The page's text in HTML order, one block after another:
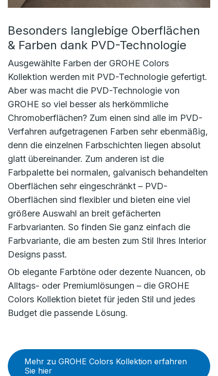
Besonders langlebige Oberflächen
& Farben dank PVD-Technologie
Ausgewählte Farben der GROHE Colors
Kollektion werden mit PVD-Technologie gefertigt.
Aber was macht die PVD-Technologie von
GROHE so viel besser als herkömmliche
Chromoberflächen? Zum einen sind alle im PVD-
Verfahren aufgetragenen Farben sehr ebenmäßig,
denn die einzelnen Farbschichten liegen absolut
glatt übereinander. Zum anderen ist die
Farbpalette bei normalen, galvanisch behandelten
Oberflächen sehr eingeschränkt – PVD-
Oberflächen sind flexibler und bieten eine viel
größere Auswahl an breit gefächerten
Farbvarianten. So finden Sie ganz einfach die
Farbvariante, die am besten zum Stil Ihres Interior
Designs passt.
Ob elegante Farbtöne oder dezente Nuancen, ob
Alltags- oder Premiumlösungen – die GROHE
Colors Kollektion bietet für jeden Stil und jedes
Budget die passende Lösung.
Mehr zu GROHE Colors Kollektion erfahren
Sie hier